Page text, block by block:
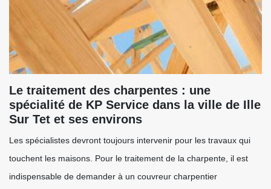
Le traitement des charpentes : une
spécialité de KP Service dans la ville de Ille
Sur Tet et ses environs
Les spécialistes devront toujours intervenir pour les travaux qui
touchent les maisons. Pour le traitement de la charpente, il est
indispensable de demander à un couvreur charpentier